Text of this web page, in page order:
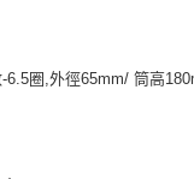
圈,外徑65mm/ 筒高